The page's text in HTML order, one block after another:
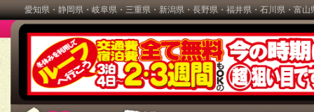
愛知県・静岡県・岐阜県・三重県・新潟県・長野県・福井県・石川県・富山